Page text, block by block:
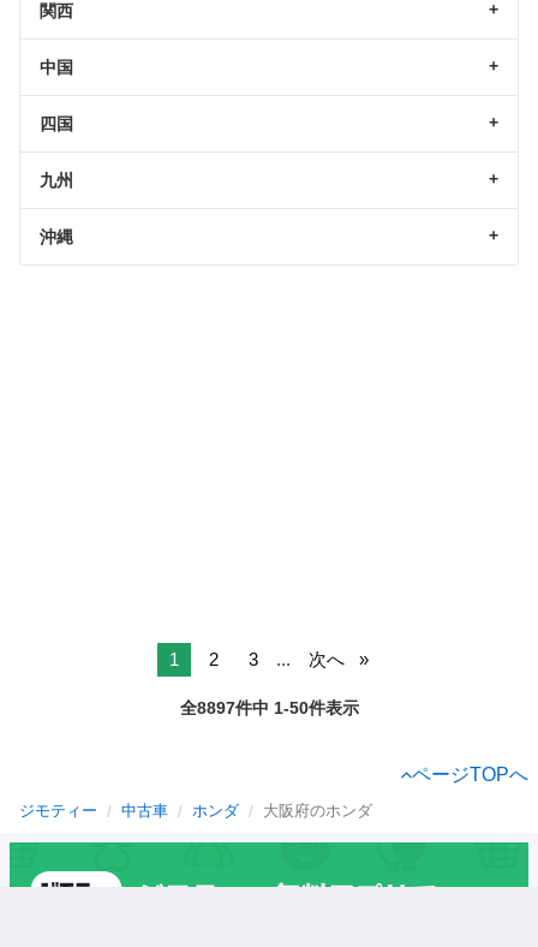
関西
中国
四国
九州
沖縄
1 2 3 ... 次へ
全8897件中 1-50件表示
ページTOPへ
ジモティー 中古車 ホンダ 大阪府のホンダ